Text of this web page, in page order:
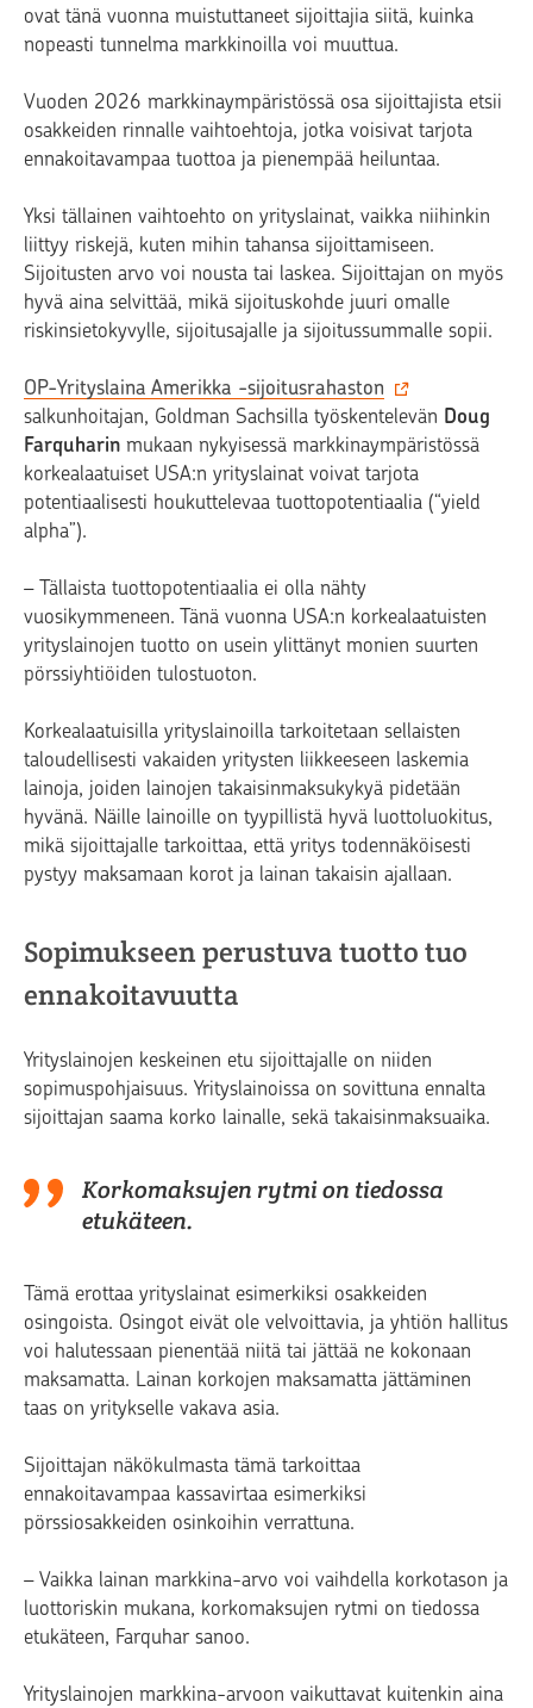
ovat tänä vuonna muistuttaneet sijoittajia siitä, kuinka
nopeasti tunnelma markkinoilla voi muuttua.
Vuoden 2026 markkinaympäristössä osa sijoittajista etsii
osakkeiden rinnalle vaihtoehtoja, jotka voisivat tarjota
ennakoitavampaa tuottoa ja pienempää heiluntaa.
Yksi tällainen vaihtoehto on yrityslainat, vaikka niihinkin
liittyy riskejä, kuten mihin tahansa sijoittamiseen.
Sijoitusten arvo voi nousta tai laskea. Sijoittajan on myös
hyvä aina selvittää, mikä sijoituskohde juuri omalle
riskinsietokyvylle, sijoitusajalle ja sijoitussummalle sopii.
OP-Yrityslaina Amerikka -sijoitusrahaston
salkunhoitajan, Goldman Sachsilla työskentelevän Doug
Farquharin mukaan nykyisessä markkinaympäristössä
korkealaatuiset USA:n yrityslainat voivat tarjota
potentiaalisesti houkuttelevaa tuottopotentiaalia (“yield
alpha”).
– Tällaista tuottopotentiaalia ei olla nähty
vuosikymmeneen. Tänä vuonna USA:n korkealaatuisten
yrityslainojen tuotto on usein ylittänyt monien suurten
pörssiyhtiöiden tulostuoton.
Korkealaatuisilla yrityslainoilla tarkoitetaan sellaisten
taloudellisesti vakaiden yritysten liikkeeseen laskemia
lainoja, joiden lainojen takaisinmaksukykyä pidetään
hyvänä. Näille lainoille on tyypillistä hyvä luottoluokitus,
mikä sijoittajalle tarkoittaa, että yritys todennäköisesti
pystyy maksamaan korot ja lainan takaisin ajallaan.
Sopimukseen perustuva tuotto tuo
ennakoitavuutta
Yrityslainojen keskeinen etu sijoittajalle on niiden
sopimuspohjaisuus. Yrityslainoissa on sovittuna ennalta
sijoittajan saama korko lainalle, sekä takaisinmaksuaika.
Korkomaksujen rytmi on tiedossa
etukäteen.
Tämä erottaa yrityslainat esimerkiksi osakkeiden
osingoista. Osingot eivät ole velvoittavia, ja yhtiön hallitus
voi halutessaan pienentää niitä tai jättää ne kokonaan
maksamatta. Lainan korkojen maksamatta jättäminen
taas on yritykselle vakava asia.
Sijoittajan näkökulmasta tämä tarkoittaa
ennakoitavampaa kassavirtaa esimerkiksi
pörssiosakkeiden osinkoihin verrattuna.
– Vaikka lainan markkina-arvo voi vaihdella korkotason ja
luottoriskin mukana, korkomaksujen rytmi on tiedossa
etukäteen, Farquhar sanoo.
Yrityslainojen markkina-arvoon vaikuttavat kuitenkin aina